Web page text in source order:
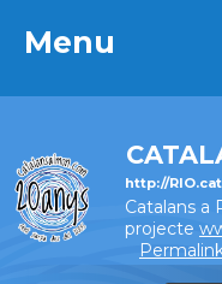
Menu
http://
Catalans a
projecte
Menu